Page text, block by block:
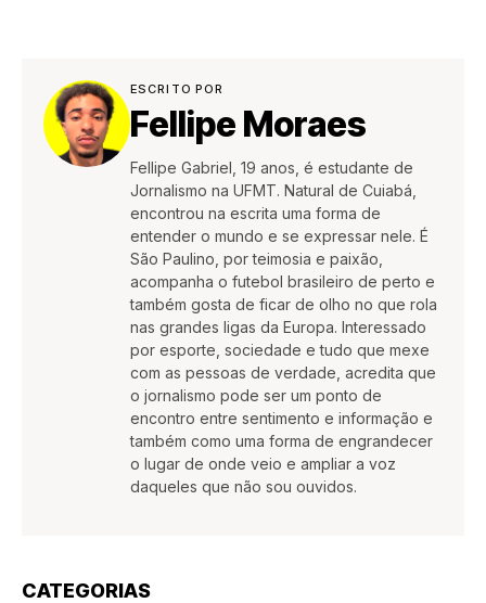
ESCRITO POR
Fellipe Moraes
Fellipe Gabriel, 19 anos, é estudante de
Jornalismo na UFMT. Natural de Cuiabá,
encontrou na escrita uma forma de
entender o mundo e se expressar nele. É
São Paulino, por teimosia e paixão,
acompanha o futebol brasileiro de perto e
também gosta de ficar de olho no que rola
nas grandes ligas da Europa. Interessado
por esporte, sociedade e tudo que mexe
com as pessoas de verdade, acredita que
o jornalismo pode ser um ponto de
encontro entre sentimento e informação e
também como uma forma de engrandecer
o lugar de onde veio e ampliar a voz
daqueles que não sou ouvidos.
CATEGORIAS